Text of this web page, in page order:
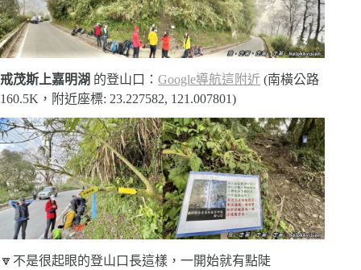
戒茂斯上嘉明湖 的登山口： Google導航這附近 (南橫公路
160.5K，附近座標: 23.227582, 121.007801)
🔽不是很起眼的登山口長這樣，一開始就有點陡